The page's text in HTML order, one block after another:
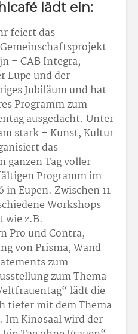
lädt ein:
feiert das
– CAB Integra,
Lupe und der
Jubiläum und hat
Programm zum
ausgedacht. Unter
stark – Kunst, Kultur
das
ganzen Tag voller
Programm im
Eupen. Zwischen 11
Workshops
z.B.
Pro und Contra,
von Prisma, Wand
zum
zum Thema
lädt die
tiefer mit dem Thema
Im Kinosaal wird der